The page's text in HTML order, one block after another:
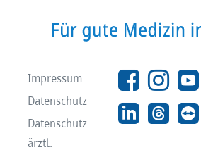
Recht
meineBLÄK
Recht
meineBLÄK
Impressum
Datenschutz
Datenschutz
ärztl.